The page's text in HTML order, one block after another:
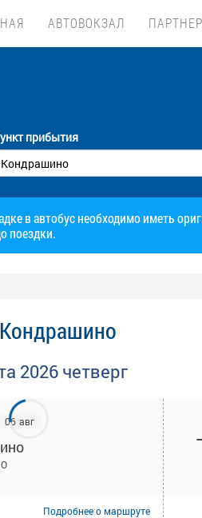
АВТОВОКЗАЛ
прибытия
в автобус необходимо иметь
поездки.
2026 четверг
06 авг
Подробнеео маршруте